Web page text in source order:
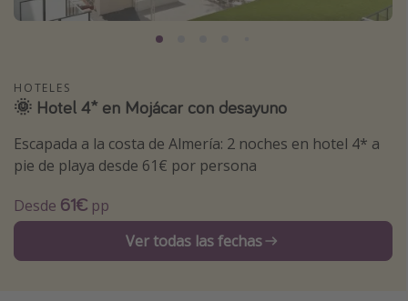
Marruecos
México
Tailandia
Maldivas
Albania
Inspiración para viajes
Camping
HOTELES
🌞 Hotel 4* en Mojácar con desayuno
Escapada a la costa de Almería: 2 noches en hotel 4* a
pie de playa desde 61€ por persona
Desde 61€ pp
Ver todas las fechas